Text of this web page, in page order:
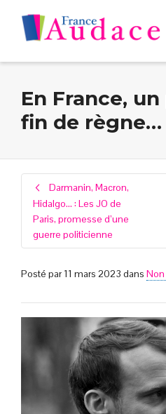
En France,
fin de règne…
Darmanin, Macron,
Hidalgo… : Les JO de
Paris, promesse d’une
guerre politicienne
Posté par 11 mars 2023 dans